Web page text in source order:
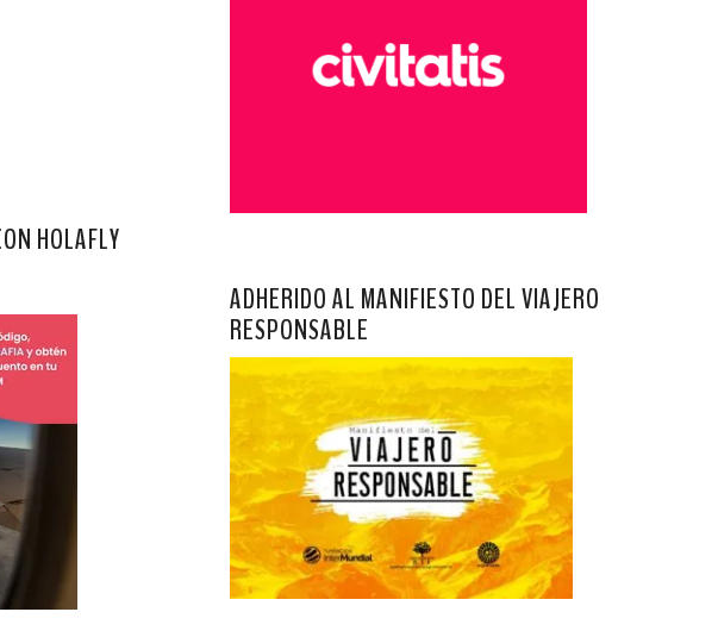
HOLAFLY
ADHERIDO AL MANIFIESTO DEL VIAJERO
RESPONSABLE